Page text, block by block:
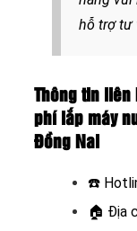
hỗ trợ tư
Thông tin liên
phí lắp máy
Đồng Nai
☎️
🏠 Địa